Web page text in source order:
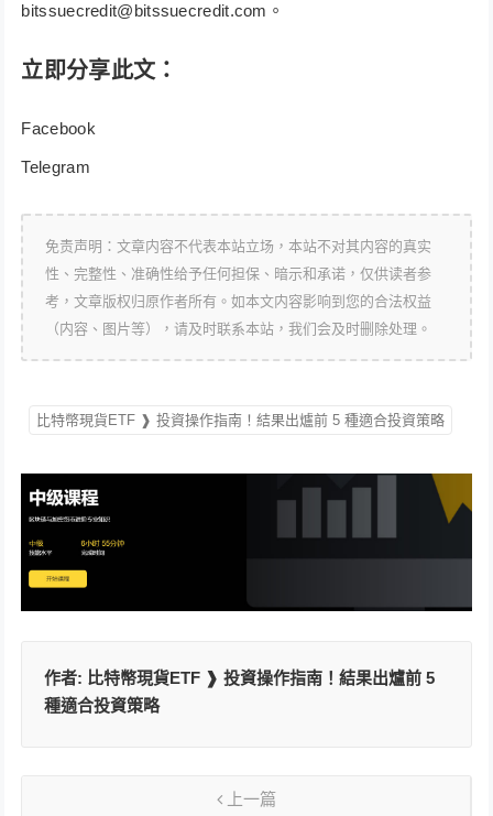
bitssuecredit@bitssuecredit.com 。
立即分享此文：
Facebook
Telegram
免责声明：文章内容不代表本站立场，本站不对其内容的真实
性、完整性、准确性给予任何担保、暗示和承诺，仅供读者参
考，文章版权归原作者所有。如本文内容影响到您的合法权益
（内容、图片等），请及时联系本站，我们会及时删除处理。
比特幣現貨ETF ❱ 投資操作指南！結果出爐前 5 種適合投資策略
作者: 比特幣現貨ETF ❱ 投資操作指南！結果出爐前 5
種適合投資策略
上一篇